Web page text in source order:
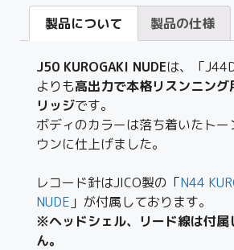
製品について 製品の仕様
J50 KUROGAKI NUDEは、「
よりも高出力で本格リスンニング
リッジです。
ボディのカラーは落ち着いたトー
ウンに仕上げました。
レコード針はJICO製の「N44
NUDE 」が付属しております。
※ヘッドシェル、リード線は付属
ん。